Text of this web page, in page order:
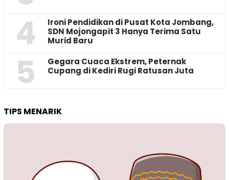
4
Ironi Pendidikan di Pusat Kota Jombang,
SDN Mojongapit 3 Hanya Terima Satu
Murid Baru
5
‎Gegara Cuaca Ekstrem, Peternak
Cupang di Kediri Rugi Ratusan Juta
TIPS MENARIK